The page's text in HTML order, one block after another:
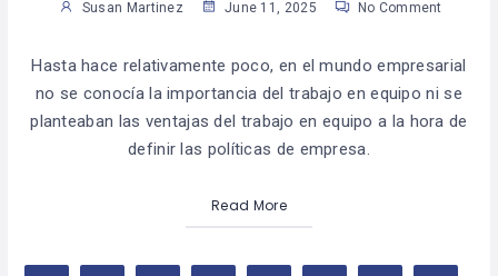
Susan Martinez June 11, 2025 No Comment
Hasta hace relativamente poco, en el mundo empresarial
no se conocía la importancia del trabajo en equipo ni se
planteaban las ventajas del trabajo en equipo a la hora de
definir las políticas de empresa.
Read More